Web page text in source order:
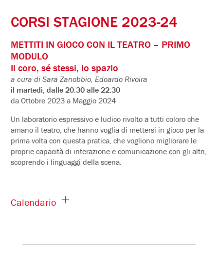
CORSI STAGIONE 2023-24
METTITI IN GIOCO CON IL TEATRO – PRIMO
MODULO
Il coro, sé stessi, lo spazio
a cura di Sara Zanobbio, Edoardo Rivoira
il martedì, dalle 20.30 alle 22.30
da Ottobre 2023 a Maggio 2024
Un laboratorio espressivo e ludico rivolto a tutti coloro che
amano il teatro, che hanno voglia di mettersi in gioco per la
prima volta con questa pratica, che vogliono migliorare le
proprie capacità di interazione e comunicazione con gli altri,
scoprendo i linguaggi della scena.
Calendario